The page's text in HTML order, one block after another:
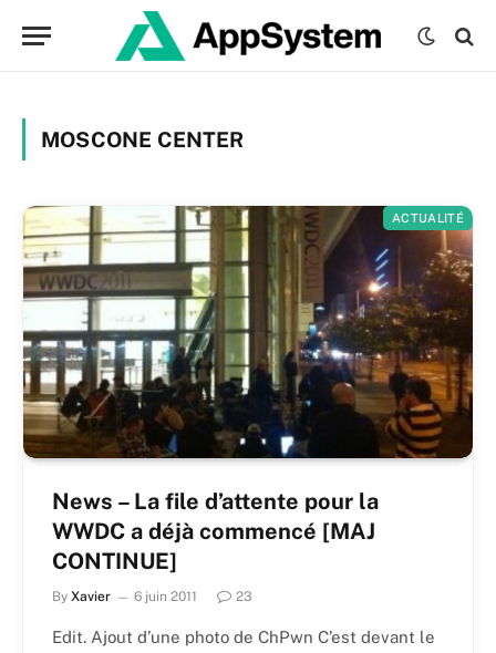
MOSCONE CENTER
ACTUALITÉ
News – La file d’attente pour la
WWDC a déjà commencé [MAJ
CONTINUE]
By Xavier 6 juin 2011 23
Edit. Ajout d’une photo de ChPwn C’est devant le